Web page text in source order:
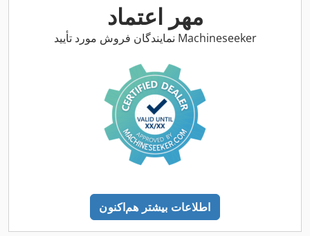
مهر اعتماد
نمایندگان فروش مورد تأیید Machineseeker
اطلاعات بیشتر هم‌اکنون